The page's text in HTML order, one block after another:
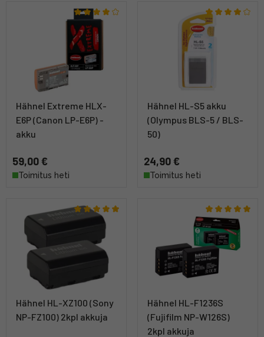
Hähnel Extreme HLX-
E6P (Canon LP-E6P) -
akku
59,00 €
Toimitus heti
Hähnel HL-S5 akku
(Olympus BLS-5 / BLS-
50)
24,90 €
Toimitus heti
Hähnel HL-XZ100 (Sony
NP-FZ100) 2kpl akkuja
Hähnel HL-F1236S
(Fujifilm NP-W126S)
2kpl akkuja